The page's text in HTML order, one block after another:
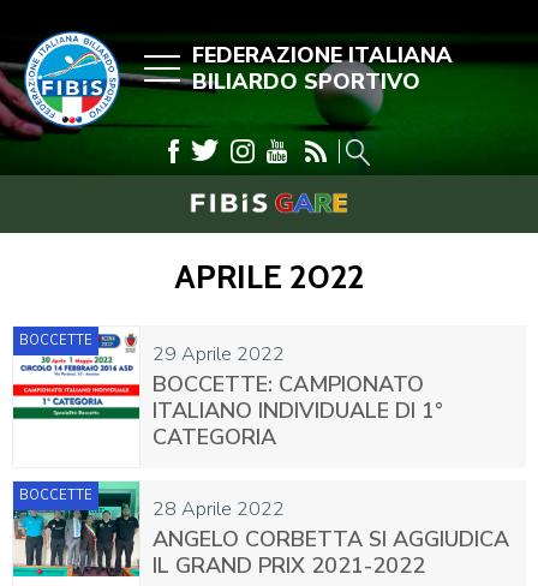
FEDERAZIONE ITALIANA
BILIARDO SPORTIVO
APRILE 2022
29 Aprile 2022
BOCCETTE
BOCCETTE: CAMPIONATO
ITALIANO INDIVIDUALE DI 1°
CATEGORIA
28 Aprile 2022
BOCCETTE
ANGELO CORBETTA SI AGGIUDICA
IL GRAND PRIX 2021-2022